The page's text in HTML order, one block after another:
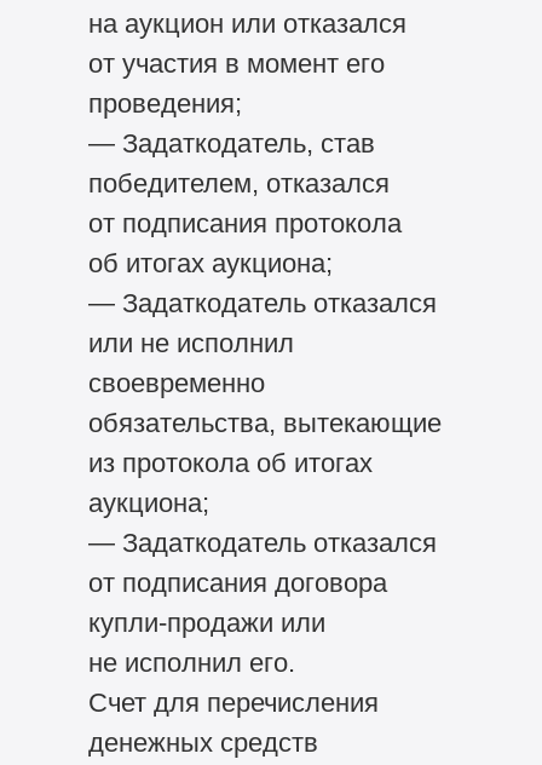
на аукцион или отказался
от участия в момент его
проведения;
— Задаткодатель, став
победителем, отказался
от подписания протокола
об итогах аукциона;
— Задаткодатель отказался
или не исполнил
своевременно
обязательства, вытекающие
из протокола об итогах
аукциона;
— Задаткодатель отказался
от подписания договора
купли-продажи или
не исполнил его.
Счет для перечисления
денежных средств